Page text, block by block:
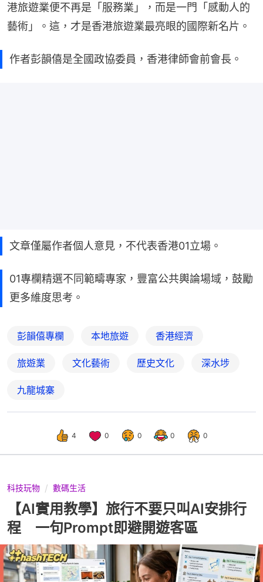
港旅遊業便不再是「服務業」，而是一門「感動人的
藝術」。這，才是香港旅遊業最亮眼的國際新名片。
作者彭韻僖是全國政協委員，香港律師會前會長。
文章僅屬作者個人意見，不代表香港01立場。
01專欄精選不同範疇專家，豐富公共輿論場域，鼓勵
更多維度思考。
彭韻僖專欄 本地旅遊 香港經濟
旅遊業 文化藝術 歷史文化 深水埗
九龍城寨
4 0 0 0 0
科技玩物 數碼生活
【AI實用教學】旅行不要只叫AI安排行
程 一句Prompt即避開遊客區